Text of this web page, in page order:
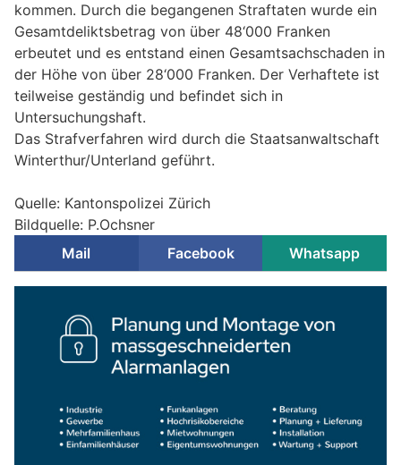
kommen. Durch die begangenen Straftaten wurde ein
Gesamtdeliktsbetrag von über 48‘000 Franken
erbeutet und es entstand einen Gesamtsachschaden in
der Höhe von über 28‘000 Franken. Der Verhaftete ist
teilweise geständig und befindet sich in
Untersuchungshaft.
Das Strafverfahren wird durch die Staatsanwaltschaft
Winterthur/Unterland geführt.
Quelle: Kantonspolizei Zürich
Bildquelle: P.Ochsner
Mail
Facebook Whatsapp